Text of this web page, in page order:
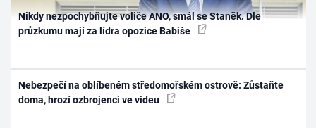
Nikdy nezpochybňujte voliče ANO, smál se Staněk. Dle
průzkumu mají za lídra opozice Babiše
Nebezpečí na oblíbeném středomořském ostrově: Zůstaňte
doma, hrozí ozbrojenci ve videu